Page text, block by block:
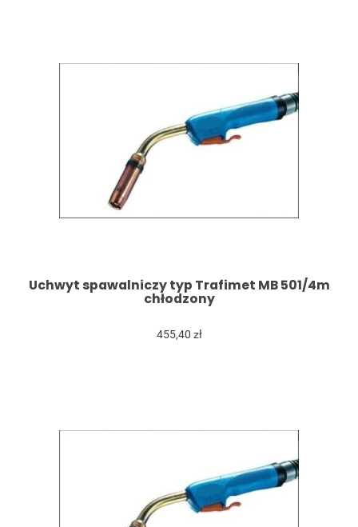
Uchwyt spawalniczy typ Trafimet MB 501/4m
chłodzony
455,40 zł